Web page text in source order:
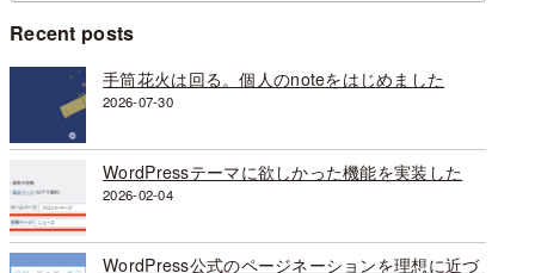
イ
ブ
Recent posts
手筒花火は回る。個人のnoteをはじめました
2026-07-30
WordPressテーマに欲しかった機能を実装した
2026-02-04
WordPress公式のページネーションを理想に近づ